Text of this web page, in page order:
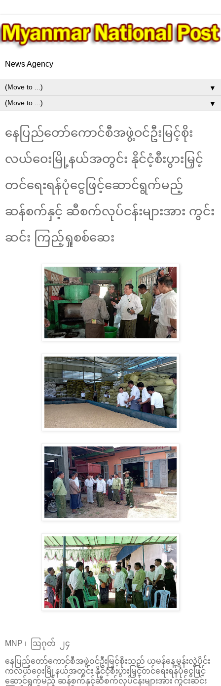
News Agency
▼
▼
နေပြည်တော်ကောင်စီအဖွဲ့ဝင်ဦးမြင့်စိုး
လယ်ဝေးမြို့နယ်အတွင်း နိုင်ငံ့စီးပွားမြှင့်
တင်ရေးရန်ပုံငွေဖြင့်ဆောင်ရွက်မည့်
ဆန်စက်နှင့် ဆီစက်လုပ်ငန်းများအား ကွင်း
ဆင်း ကြည့်ရှုစစ်ဆေး
MNP ၊ ဩဂုတ် ၂၄
နေပြည်တော်ကောင်စီအဖွဲ့ဝင်ဦးမြင့်စိုးသည် ယမန်နေ့မွန်းလွဲပိုင်း
ကလယ်ဝေးမြို့နယ်အတွင်း နိုင်ငံ့စီးပွားမြှင့်တင်ရေးရန်ပုံငွေဖြင့်
ဆောင်ရွက်မည့် ဆန်စက်နှင့်ဆီစက်လုပ်ငန်းများအား ကွင်းဆင်း